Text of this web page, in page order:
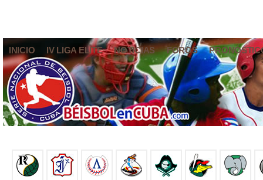
INICIO IV LIGA ELITE NOTICIAS FOROS